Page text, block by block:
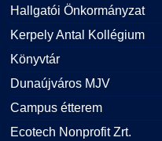
Hallgatói Önkormányzat
Kerpely Antal Kollégium
Könyvtár
Dunaújváros MJV
Campus étterem
Ecotech Nonprofit Zrt.